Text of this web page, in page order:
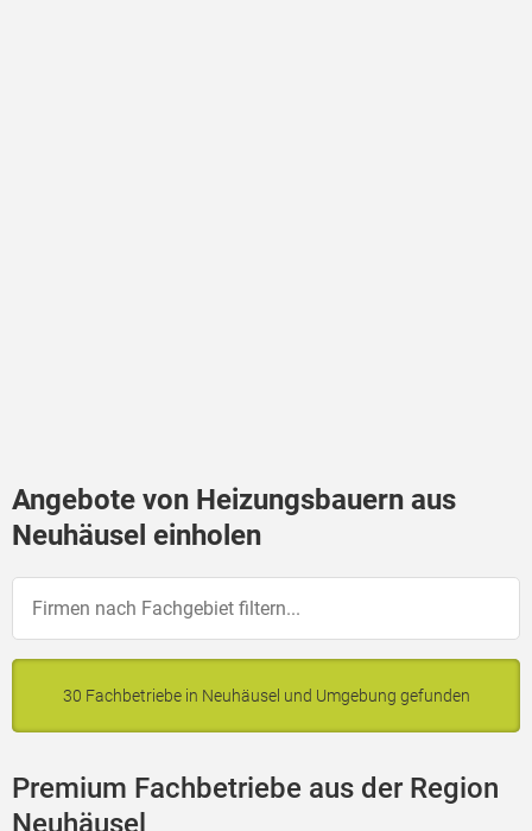
Angebote von Heizungsbauern aus
Neuhäusel einholen
30 Fachbetriebe in Neuhäusel und Umgebung gefunden
Premium Fachbetriebe aus der Region
Neuhäusel